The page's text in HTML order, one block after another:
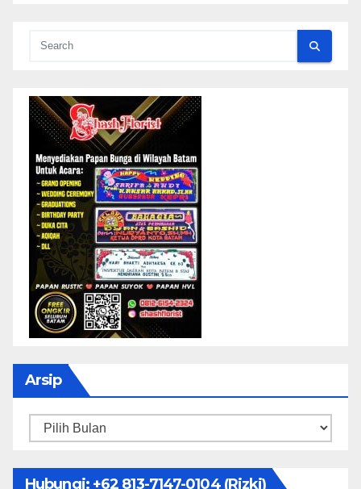
Arsip
Arsip
Hubungi: ‪+62 813-7147-0104‬ (Rizki)